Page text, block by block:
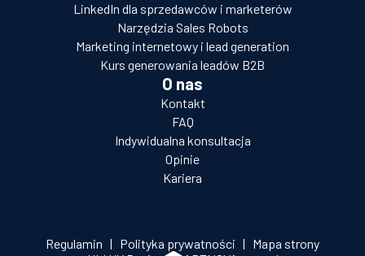
LinkedIn dla sprzedawców i marketerów
Narzędzia Sales Robots
Marketing internetowy i lead generation
Kurs generowania leadów B2B
O nas
Kontakt
FAQ
Indywidualna konsultacja
Opinie
Kariera
Regulamin | Polityka prywatności | Mapa strony